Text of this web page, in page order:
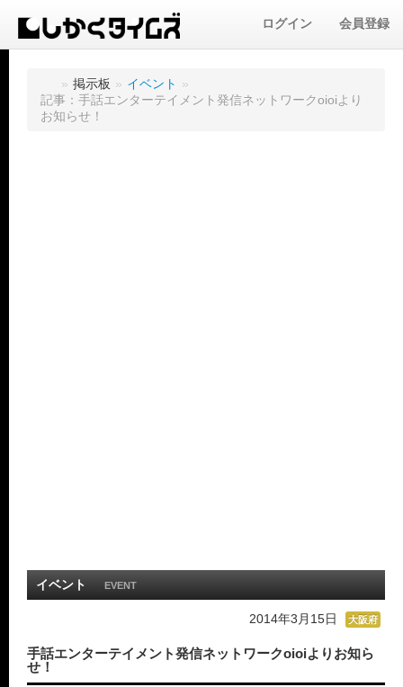
ログイン 会員登録
» 掲示板 » イベント »
記事：手話エンターテイメント発信ネットワークoioiより
お知らせ！
イベント EVENT
2014年3月15日 大阪府
手話エンターテイメント発信ネットワークoioiよりお知ら
せ！